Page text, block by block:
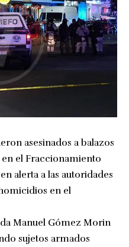
asesinados a balazos
el Fraccionamiento
alerta a las autoridades
en el
Manuel Gómez Morin
sujetos armados